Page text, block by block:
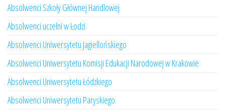
Absolwenci Szkoły Głównej Handlowej
Absolwenci uczelni w Łodzi
Absolwenci Uniwersytetu Jagiellońskiego
Absolwenci Uniwersytetu Komisji Edukacji Narodowej w Krakowie
Absolwenci Uniwersytetu Łódzkiego
Absolwenci Uniwersytetu Paryskiego